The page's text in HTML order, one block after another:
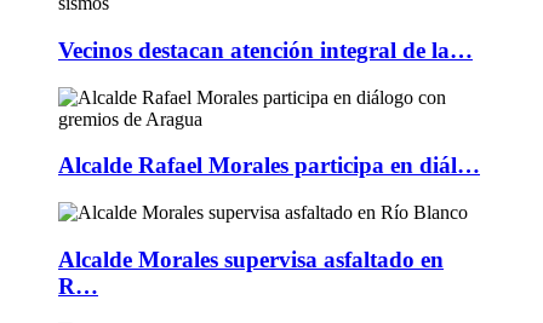
Vecinos destacan atención integral de la…
Alcalde Rafael Morales participa en diál…
Alcalde Morales supervisa asfaltado en
R…